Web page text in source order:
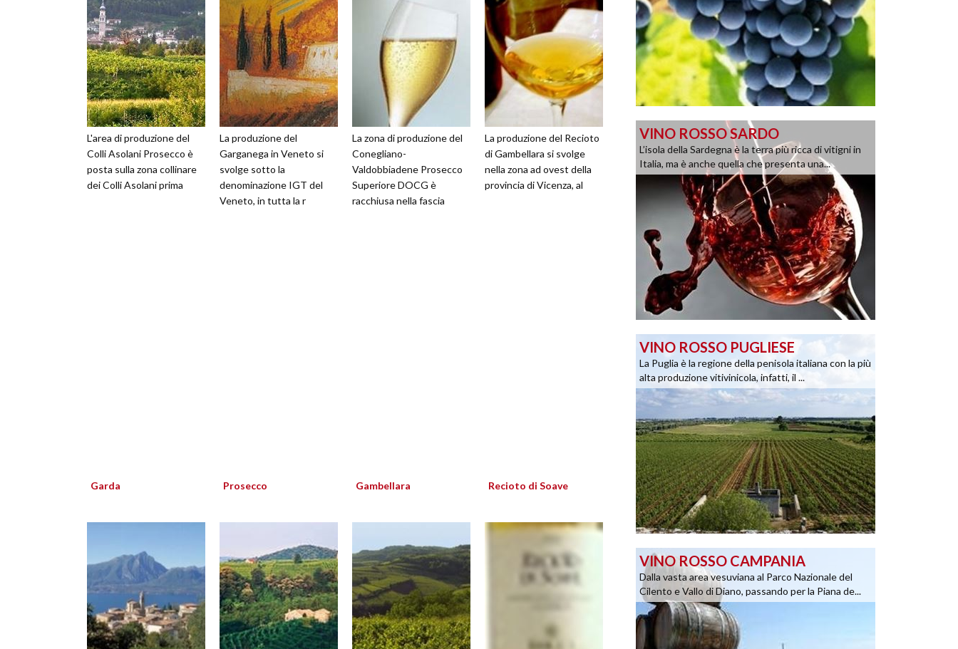
L'area di produzione del
Colli Asolani Prosecco è
posta sulla zona collinare
dei Colli Asolani prima
La produzione del
Garganega in Veneto si
svolge sotto la
denominazione IGT del
Veneto, in tutta la r
La zona di produzione del
Conegliano-
Valdobbiadene Prosecco
Superiore DOCG è
racchiusa nella fascia
La produzione del Recioto
di Gambellara si svolge
nella zona ad ovest della
provincia di Vicenza, al
Garda Prosecco Gambellara Recioto di Soave
VINO ROSSO SARDO
L’isola della Sardegna è la terra più ricca di vitigni in
Italia, ma è anche quella che presenta una...
VINO ROSSO PUGLIESE
La Puglia è la regione della penisola italiana con la più
alta produzione vitivinicola, infatti, il ...
VINO ROSSO CAMPANIA
Dalla vasta area vesuviana al Parco Nazionale del
Cilento e Vallo di Diano, passando per la Piana de...